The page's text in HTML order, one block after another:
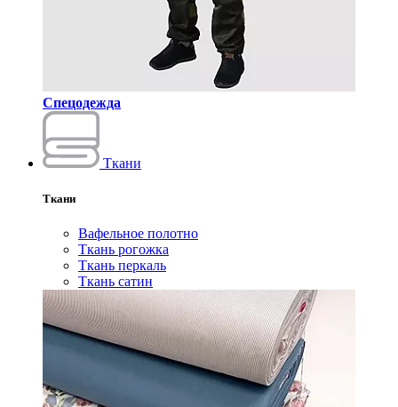
Спецодежда
Ткани
Ткани
Вафельное полотно
Ткань рогожка
Ткань перкаль
Ткань сатин